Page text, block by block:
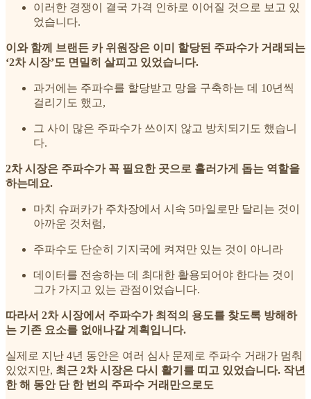
이러한 경쟁이 결국 가격 인하로 이어질 것으로 보고 있
었습니다.
이와 함께 브랜든 카 위원장은 이미 할당된 주파수가 거래되는
‘2차 시장’도 면밀히 살피고 있었습니다.
과거에는 주파수를 할당받고 망을 구축하는 데 10년씩
걸리기도 했고,
그 사이 많은 주파수가 쓰이지 않고 방치되기도 했습니
다.
2차 시장은 주파수가 꼭 필요한 곳으로 흘러가게 돕는 역할을
하는데요.
마치 슈퍼카가 주차장에서 시속 5마일로만 달리는 것이
아까운 것처럼,
주파수도 단순히 기지국에 켜져만 있는 것이 아니라
데이터를 전송하는 데 최대한 활용되어야 한다는 것이
그가 가지고 있는 관점이었습니다.
따라서 2차 시장에서 주파수가 최적의 용도를 찾도록 방해하
는 기존 요소를 없애나갈 계획입니다.
실제로 지난 4년 동안은 여러 심사 문제로 주파수 거래가 멈춰
있었지만, 최근 2차 시장은 다시 활기를 띠고 있었습니다. 작년
한 해 동안 단 한 번의 주파수 거래만으로도